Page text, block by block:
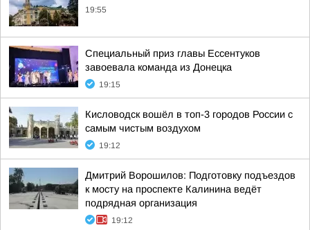
19:55
Специальный приз главы Ессентуков
завоевала команда из Донецка
19:15
Кисловодск вошёл в топ-3 городов России с
самым чистым воздухом
19:12
Дмитрий Ворошилов: Подготовку подъездов
к мосту на проспекте Калинина ведёт
подрядная организация
19:12